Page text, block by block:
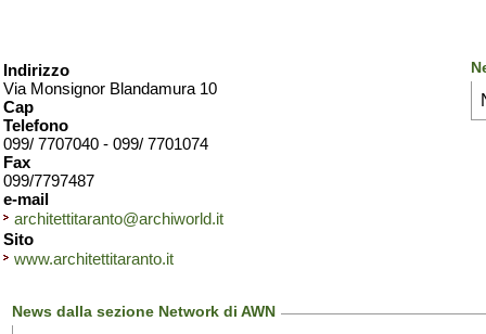
Indirizzo
Via Monsignor Blandamura 10
Cap
Telefono
099/ 7707040 - 099/ 7701074
Fax
099/7797487
e-mail
architettitaranto@archiworld.it
Sito
www.architettitaranto.it
News dalla sezione Network di AWN